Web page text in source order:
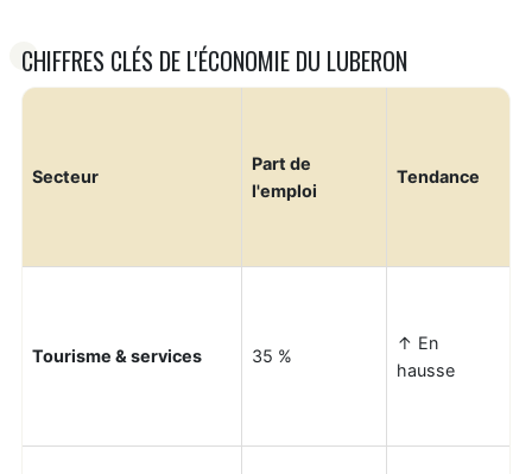
CHIFFRES CLÉS DE L'ÉCONOMIE DU LUBERON
Secteur
Part de
l'emploi
Tendance
Tourisme & services 35 %
↑ En
hausse